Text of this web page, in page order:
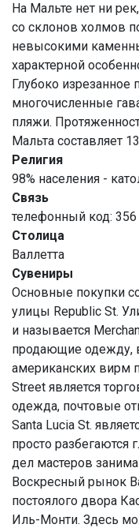
На Мальте нет ни
со склонов холмов
невысокими
характерной
Глубоко
многочисленные
пляжи.
Мальта составляет
Религия
98% населения -
Связь
телефонный код: 356
Столица
Валлетта
Сувениры
Основные покупки
улицы Republic St.
и называется
продающие одежду,
американских вирм
Street является
одежда, почтовые
Santa Lucia St.
просто разбегаются
дел мастеров
Воскресный рынок
постоялого двора
Иль-Монти. Здесь